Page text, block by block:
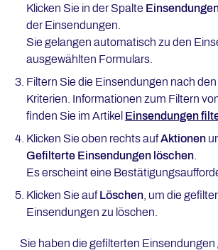
Klicken Sie in der Spalte
der Einsendungen.
Sie gelangen automatisch zu den
ausgewählten Formulars.
Filtern Sie die Einsendungen nach
Kriterien. Informationen zum Filtern
finden Sie im Artikel Einsendungen
Klicken Sie oben rechts aufAktionen
Gefilterte Einsendungen löschen.
Es erscheint eine
Klicken Sie aufLöschen, um die
Einsendungen zu löschen.
Sie haben die gefilterten Einsendungen